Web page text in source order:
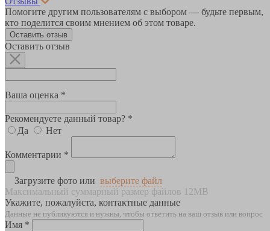
Помогите другим пользователям с выбором — будьте первым,
кто поделится своим мнением об этом товаре.
Оставить отзыв
Оставить отзыв
Ваша оценка *
Рекомендуете данный товар? *
Да
Нет
Комментарии *
Загрузите фото или выберите файл
Максимальный суммарный размер файлов 12MB
Укажите, пожалуйста, контактные данные
Данные не публикуются и нужны, чтобы ответить на ваш отзыв или вопрос
Имя *